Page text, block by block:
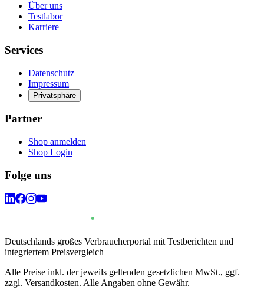
Über uns
Testlabor
Karriere
Services
Datenschutz
Impressum
Privatsphäre
Partner
Shop anmelden
Shop Login
Folge uns
Deutschlands großes Verbraucherportal mit Testberichten und
integriertem Preisvergleich
Alle Preise inkl. der jeweils geltenden gesetzlichen MwSt., ggf.
zzgl. Versandkosten. Alle Angaben ohne Gewähr.